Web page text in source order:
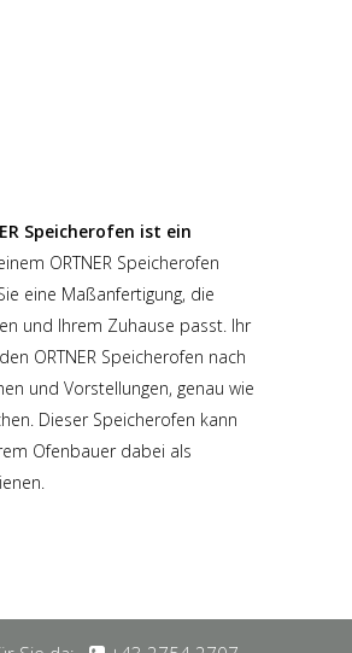
Speicherofen ist ein
ORTNER Speicherofen
eine Maßanfertigung, die
und Ihrem Zuhause passt. Ihr
ORTNER Speicherofen nach
und Vorstellungen, genau wie
Dieser Speicherofen kann
Ofenbauer dabei als